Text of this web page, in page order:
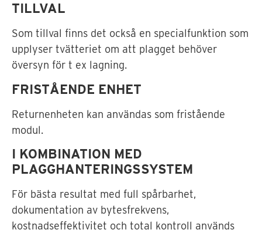
TILLVAL
Som tillval finns det också en specialfunktion som
upplyser tvätteriet om att plagget behöver
översyn för t ex lagning.
FRISTÅENDE ENHET
Returnenheten kan användas som fristående
modul.
I KOMBINATION MED
PLAGGHANTERINGSSYSTEM
För bästa resultat med full spårbarhet,
dokumentation av bytesfrekvens,
kostnadseffektivitet och total kontroll används